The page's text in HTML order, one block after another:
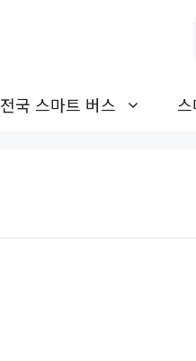
전국 스마트 버스